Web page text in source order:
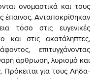
ονομαστικά και τους
έπαινος. Ανταποκρίθηκαν
τόσο στις ευγενικές
και στις ακατάληπτες,
επιτυγχάνοντας
άρθρωση, λυρισμό και
για τους Λήδα-